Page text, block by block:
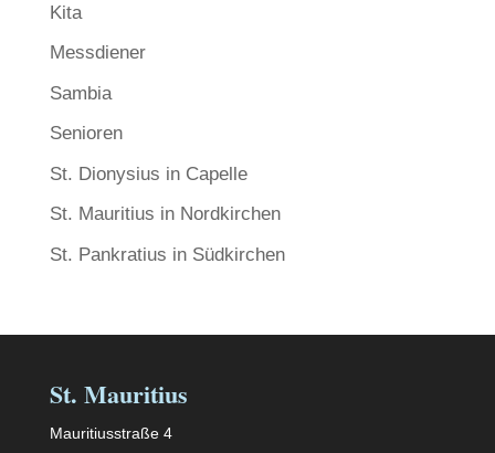
Kita
Messdiener
Sambia
Senioren
St. Dionysius in Capelle
St. Mauritius in Nordkirchen
St. Pankratius in Südkirchen
St. Mauritius
Mauritiusstraße 4